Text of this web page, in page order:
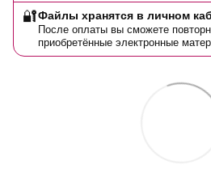
🔐Файлы хранятся в личном
После оплаты вы сможете
приобретённые электронные